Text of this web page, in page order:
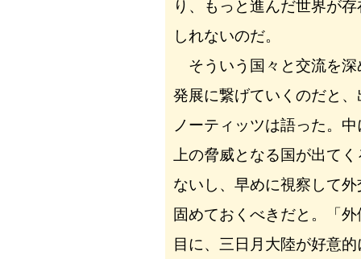
り、もっと進んだ世界が
しれないのだ。
そういう国々と交流を深
発展に繋げていくのだと
ノーティッツは語った。
上の脅威となる国が出て
ないし、早めに視察して
固めておくべきだと。「
目に、三日月大陸が好意